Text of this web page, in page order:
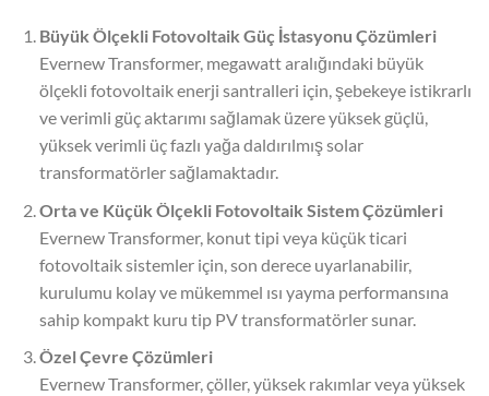
Büyük Ölçekli Fotovoltaik Güç İstasyonu Çözümleri
Evernew Transformer, megawatt aralığındaki büyük
ölçekli fotovoltaik enerji santralleri için, şebekeye istikrarlı
ve verimli güç aktarımı sağlamak üzere yüksek güçlü,
yüksek verimli üç fazlı yağa daldırılmış solar
transformatörler sağlamaktadır.
Orta ve Küçük Ölçekli Fotovoltaik Sistem Çözümleri
Evernew Transformer, konut tipi veya küçük ticari
fotovoltaik sistemler için, son derece uyarlanabilir,
kurulumu kolay ve mükemmel ısı yayma performansına
sahip kompakt kuru tip PV transformatörler sunar.
Özel Çevre Çözümleri
Evernew Transformer, çöller, yüksek rakımlar veya yüksek